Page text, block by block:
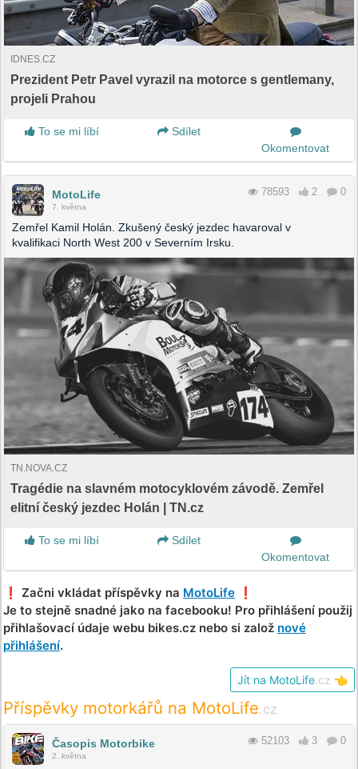
IDNES.CZ
Prezident Petr Pavel vyrazil na motorce s gentlemany,
projeli Prahou
To se mi líbí
Sdílet
Okomentovat
MotoLife
7. května
78593 2 0
Zemřel Kamil Holán. Zkušený český jezdec havaroval v
kvalifikaci North West 200 v Severním Irsku.
TN.NOVA.CZ
Tragédie na slavném motocyklovém závodě. Zemřel
elitní český jezdec Holán | TN.cz
To se mi líbí
Sdílet
Okomentovat
❗️ Začni vkládat příspěvky na MotoLife ❗️
Je to stejně snadné jako na facebooku! Pro přihlášení použij
přihlašovací údaje webu bikes.cz nebo si založ nové
přihlášení.
Jít na MotoLife .cz 👈
Příspěvky motorkářů na MotoLife.cz
Časopis Motorbike
2. května
52103 3 0